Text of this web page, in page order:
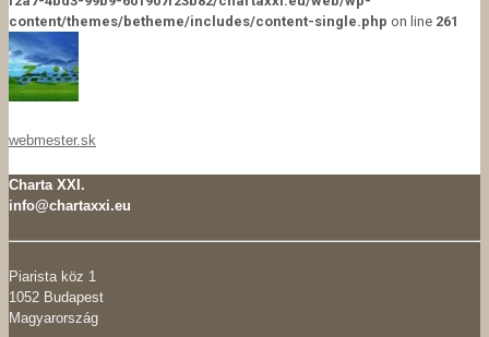
content/themes/betheme/includes/content-single.php on line 261
webmester.sk
Charta XXI.
info@chartaxxi.eu
Piarista köz 1
1052 Budapest
Magyarország